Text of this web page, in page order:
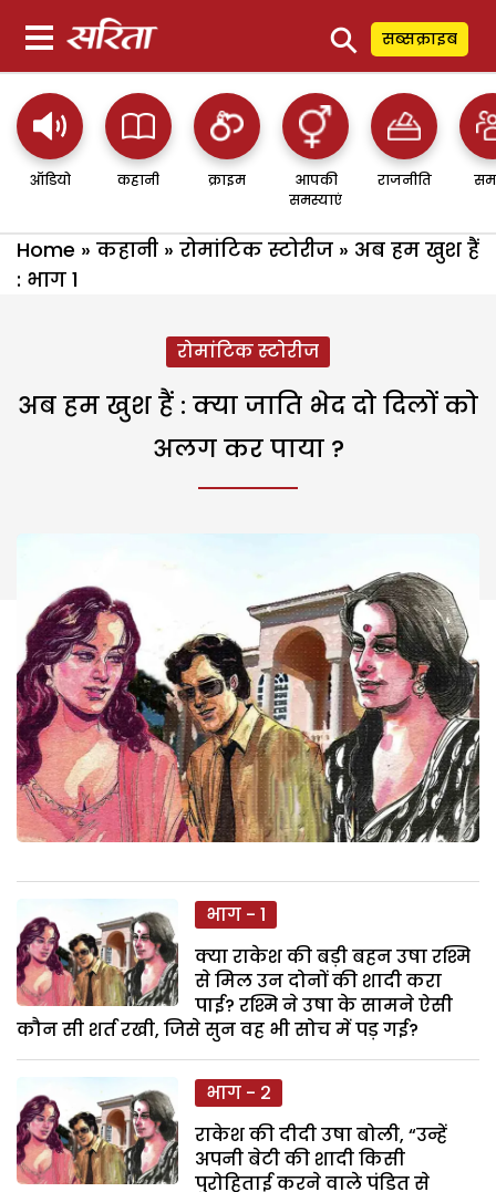
⚲ सब्सक्राइब
ऑडियो कहानी क्राइम
आपकी
समस्याएं
राजनीति
Home » कहानी » रोमांटिक स्टोरीज » अब हम खुश हैं
: भाग 1
रोमांटिक स्टोरीज
अब हम खुश हैं : क्या जाति भेद दो दिलों को
अलग कर पाया ?
भाग - 1
क्या राकेश की बड़ी बहन उषा रश्मि
से मिल उन दोनों की शादी करा
पाई? रश्मि ने उषा के सामने ऐसी
कौन सी शर्त रखी, जिसे सुन वह भी सोच में पड़ गई?
भाग - 2
राकेश की दीदी उषा बोली, “उन्हें
अपनी बेटी की शादी किसी
पुरोहिताई करने वाले पंडित से